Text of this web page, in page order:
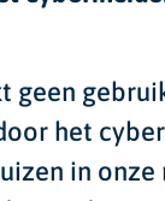
geen
het
in